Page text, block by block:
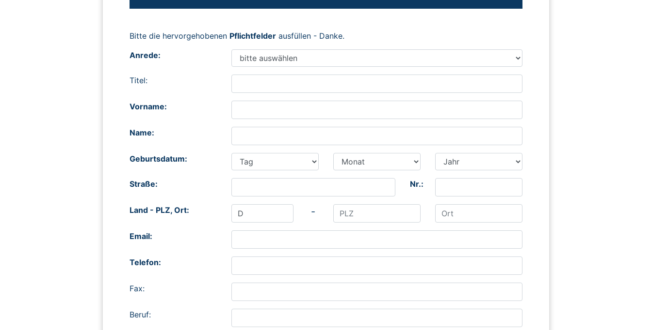
Bitte die hervorgehobenen Pflichtfelder ausfüllen - Danke.
Anrede:
Titel:
Vorname:
Name:
Geburtsdatum:
Straße: Nr.:
Land - PLZ, Ort: -
Email:
Telefon:
Fax:
Beruf: